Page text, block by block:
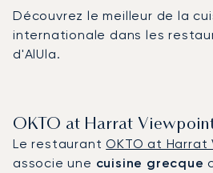
Découvrez le meilleur de la
internationale dans les
d'AlUla.
OKTO at Harrat
Le restaurantOKTO at Harrat
associe une cuisine grecque